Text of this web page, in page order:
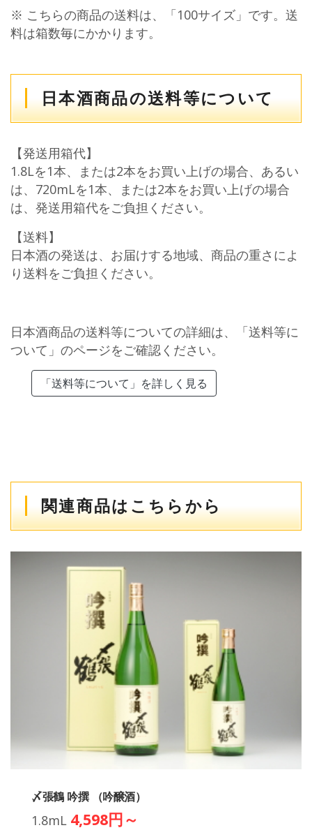
※ こちらの商品の送料は、「100サイズ」です。送
料は箱数毎にかかります。
日本酒商品の送料等について
【発送用箱代】
1.8Lを1本、または2本をお買い上げの場合、あるい
は、720mLを1本、または2本をお買い上げの場合
は、発送用箱代をご負担ください。
【送料】
日本酒の発送は、お届けする地域、商品の重さによ
り送料をご負担ください。
日本酒商品の送料等についての詳細は、「送料等に
ついて」のページをご確認ください。
「送料等について」を詳しく見る
関連商品はこちらから
〆張鶴 吟撰 （吟醸酒）
1.8mL 4,598円～